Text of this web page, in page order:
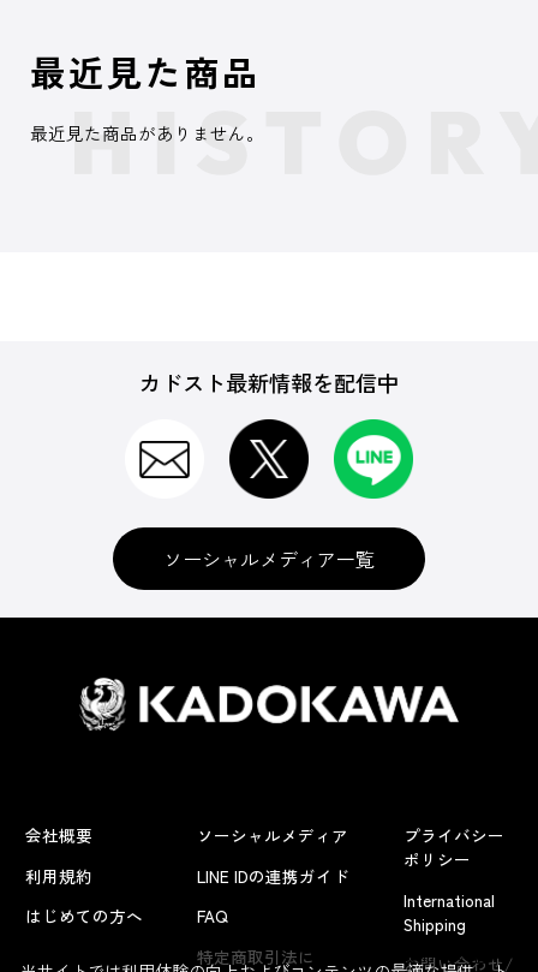
よくあるお問い合わせ
最近見た商品
最近見た商品がありません。
カドスト最新情報を配信中
ソーシャルメディア一覧
会社概要
利用規約
はじめての方へ
ソーシャルメディア
LINE IDの連携ガイド
FAQ
特定商取引法に
プライバシー
ポリシー
International
Shipping
お問い合わせ/